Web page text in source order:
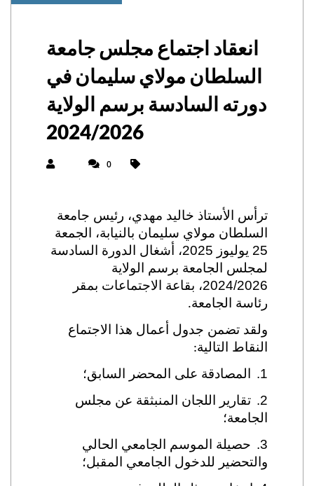
انعقاد اجتماع مجلس جامعة
السلطان مولاي سليمان في
دورته السادسة برسم الولاية
2024/2026
0
ترأس الأستاذ خاليد مهدي، رئيس جامعة
السلطان مولاي سليمان بالنيابة، الجمعة
25 يوليوز 2025، أشغال الدورة السادسة
لمجلس الجامعة برسم الولاية
2024/2026، بقاعة الاجتماعات بمقر
رئاسة الجامعة.
ولقد تضمن جدول أعمال هذا الاجتماع
النقاط التالية:
1.
المصادقة على المحضر السابق؛
2.
تقارير اللجان المنبثقة عن مجلس
الجامعة؛
3.
حصيلة الموسم الجامعي الحالي
والتحضير للدخول الجامعي المقبل؛